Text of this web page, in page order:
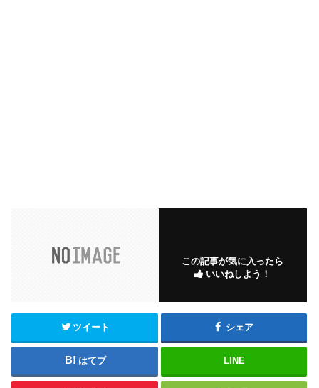
この記事が気に入ったら
いいねしよう！
ツイート シェア
はてブ LINE